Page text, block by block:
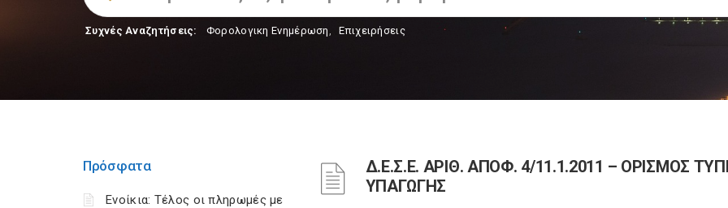
Συχνές Αναζητήσεις: Φορολογικη Ενημέρωση, Επιχειρήσεις
Πρόσφατα
Ενοίκια: Τέλος οι πληρωμές με
Δ.Ε.Σ.Ε. ΑΡΙΘ. ΑΠΟΦ. 4/11.1.2011 – ΟΡΙΣΜΟΣ
ΥΠΑΓΩΓΗΣ